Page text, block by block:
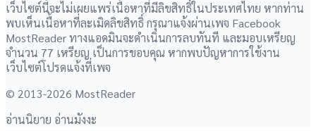
เว็บไซต์นี้จะไม่เผยแพร่เนื้อหาที่มีลิขสิทธิ์ในประเทศไทย หากท่าน
พบเห็นเนื้อหาที่ละเมิดลิขสิทธิ์ กรุณาแจ้งผ่านเพจ Facebook
MostReader ทางแอดมินจะดำเนินการลบทันที และมอบเหรียญ
จำนวน 77 เหรียญ เป็นการขอบคุณ หากพบปัญหาการใช้งาน
เว็บไซต์โปรดแจ้งที่เพจ
© 2013-2026 MostReader
อ่านนิยาย อ่านมังงะ